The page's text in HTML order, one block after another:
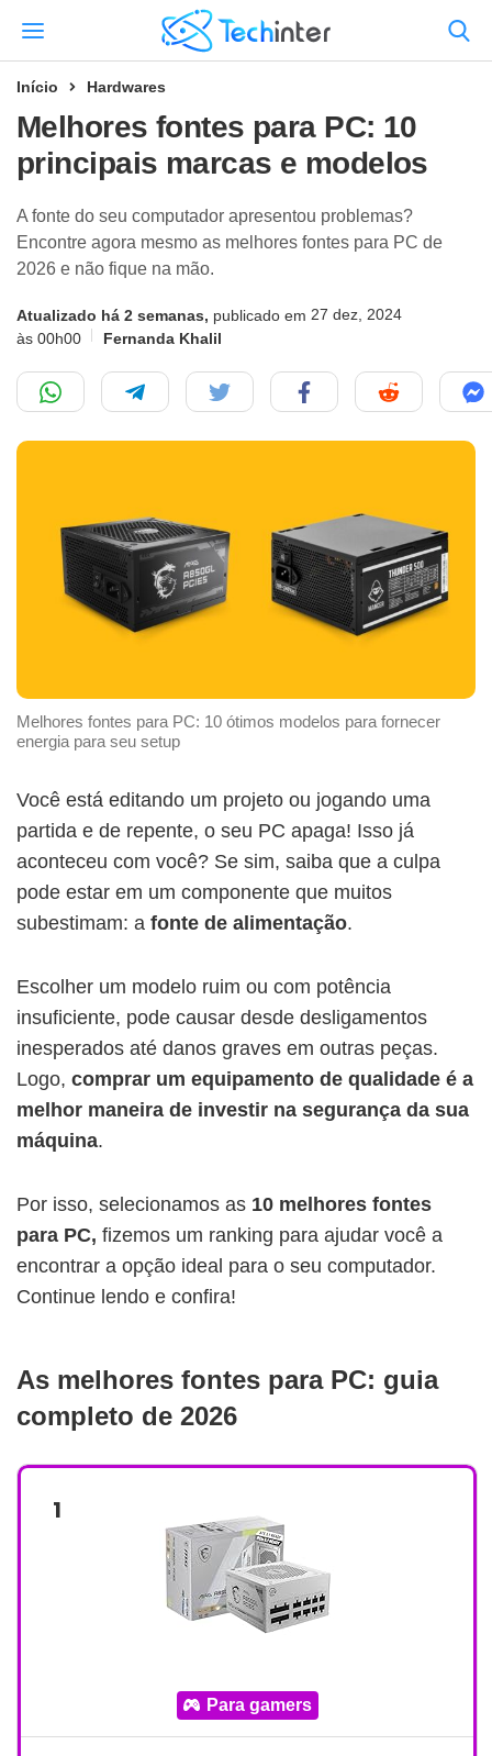
Início Hardwares
Melhores fontes para PC: 10
principais marcas e modelos
A fonte do seu computador apresentou problemas?
Encontre agora mesmo as melhores fontes para PC de
2026 e não fique na mão.
Atualizado há 2 semanas, publicado em 27 dez, 2024
às 00h00
Fernanda Khalil
Melhores fontes para PC: 10 ótimos modelos para fornecer
energia para seu setup
Você está editando um projeto ou jogando uma
partida e de repente, o seu PC apaga! Isso já
aconteceu com você? Se sim, saiba que a culpa
pode estar em um componente que muitos
subestimam: a fonte de alimentação.
Escolher um modelo ruim ou com potência
insuficiente, pode causar desde desligamentos
inesperados até danos graves em outras peças.
Logo, comprar um equipamento de qualidade é a
melhor maneira de investir na segurança da sua
máquina.
Por isso, selecionamos as 10 melhores fontes
para PC, fizemos um ranking para ajudar você a
encontrar a opção ideal para o seu computador.
Continue lendo e confira!
As melhores fontes para PC: guia
completo de 2026
1
para gamers